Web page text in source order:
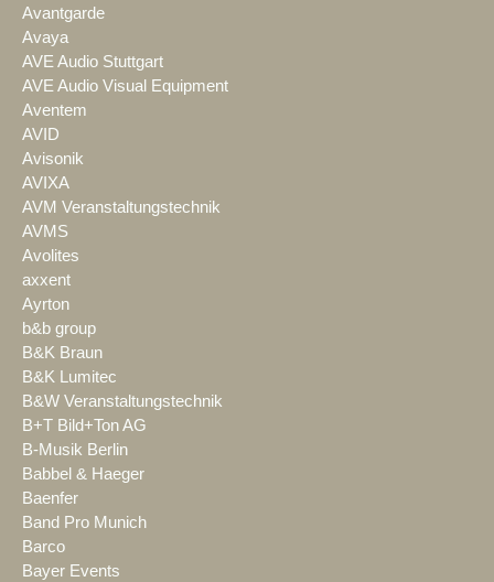
Avantgarde
Avaya
AVE Audio Stuttgart
AVE Audio Visual Equipment
Aventem
AVID
Avisonik
AVIXA
AVM Veranstaltungstechnik
AVMS
Avolites
axxent
Ayrton
b&b group
B&K Braun
B&K Lumitec
B&W Veranstaltungstechnik
B+T Bild+Ton AG
B-Musik Berlin
Babbel & Haeger
Baenfer
Band Pro Munich
Barco
Bayer Events